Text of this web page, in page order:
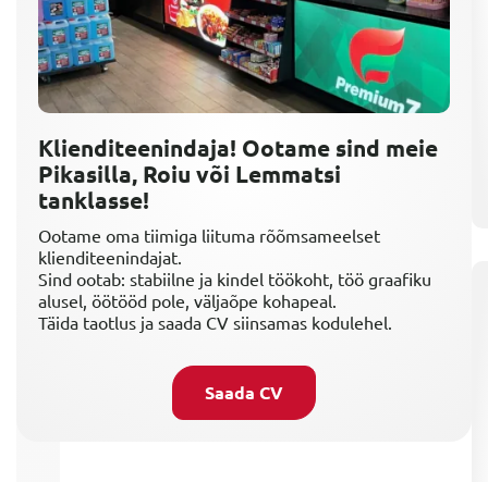
Klienditeenindaja! Ootame sind meie
Pikasilla, Roiu või Lemmatsi
tanklasse!
Ootame oma tiimiga liituma rõõmsameelset
klienditeenindajat.
Sind ootab: stabiilne ja kindel töökoht, töö graafiku
alusel, öötööd pole, väljaõpe kohapeal.
Täida taotlus ja saada CV siinsamas kodulehel.
Saada CV